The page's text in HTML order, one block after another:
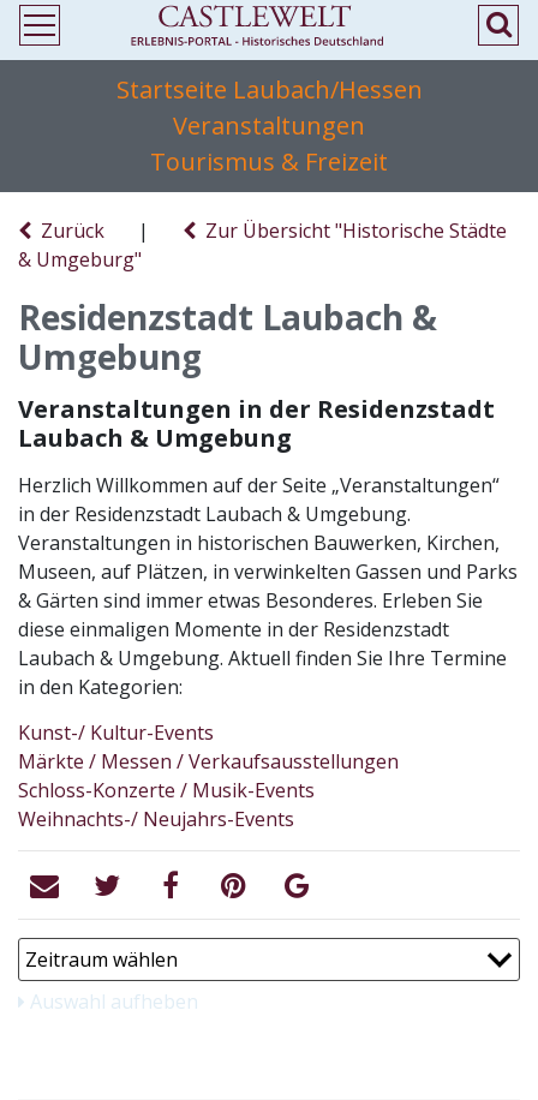
Startseite Laubach/Hessen
Veranstaltungen
Tourismus & Freizeit
Zurück |
Zur Übersicht "Historische Städte
& Umgeburg"
Residenzstadt Laubach &
Umgebung
Veranstaltungen in der Residenzstadt
Laubach & Umgebung
Herzlich Willkommen auf der Seite „Veranstaltungen“
in der Residenzstadt Laubach & Umgebung.
Veranstaltungen in historischen Bauwerken, Kirchen,
Museen, auf Plätzen, in verwinkelten Gassen und Parks
& Gärten sind immer etwas Besonderes. Erleben Sie
diese einmaligen Momente in der Residenzstadt
Laubach & Umgebung. Aktuell finden Sie Ihre Termine
in den Kategorien:
Kunst-/ Kultur-Events
Märkte / Messen / Verkaufsausstellungen
Schloss-Konzerte / Musik-Events
Weihnachts-/ Neujahrs-Events
Auswahl aufheben